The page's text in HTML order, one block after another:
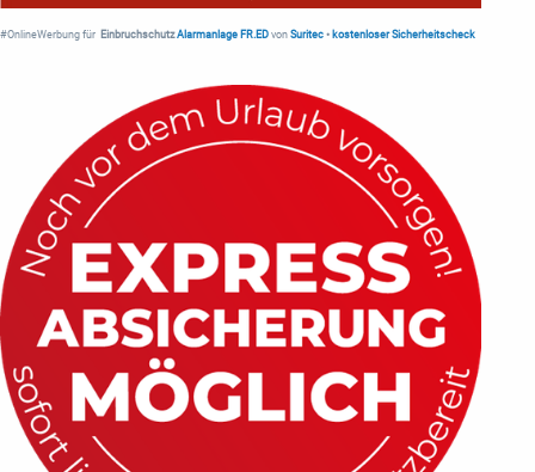
#OnlineWerbung für Einbruchschutz Alarmanlage FR.ED von Suritec • kostenloser Sicherheitscheck